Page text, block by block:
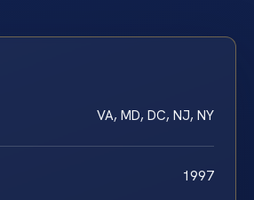
VA, MD, DC, NJ, NY
1997